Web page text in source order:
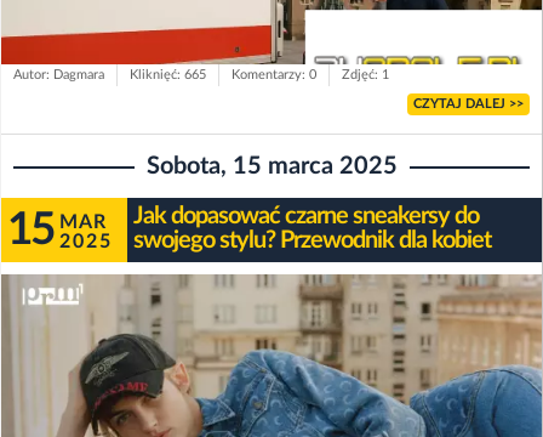
Autor: Dagmara Kliknięć: 665 Komentarzy: 0 Zdjęć: 1
CZYTAJ DALEJ >>
Sobota, 15 marca 2025
15 MAR
2025
Jak dopasować czarne sneakersy do
swojego stylu? Przewodnik dla kobiet